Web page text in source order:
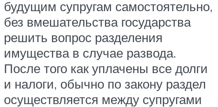
будущим супругам самостоятельно,
без вмешательства государства
решить вопрос разделения
имущества в случае развода.
После того как уплачены все долги
и налоги, обычно по закону раздел
осуществляется между супругами